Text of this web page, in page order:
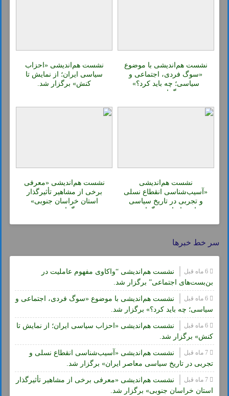
نشست هم‌اندیشی با موضوع
«سوگ فردی، اجتماعی و
سیاسی؛ چه باید کرد؟»
برگزار شد.
نشست هم‌اندیشی «احزاب
سیاسی ایران؛ از نمایش تا
کنش» برگزار شد.
نشست هم‌اندیشی
«آسیب‌شناسی انقطاع نسلی
و تجربی در تاریخ سیاسی
معاصر ایران» برگزار شد.
نشست هم‌اندیشی «معرفی
برخی از مشاهیر تأثیرگذار
استان خراسان جنوبی»
برگزار شد.
سر خط خبرها
نشست هم‌اندیشی “واکاوی مفهوم عاملیت در
بن‌بست‌های اجتماعی” برگزار شد.
نشست هم‌اندیشی با موضوع «سوگ فردی، اجتماعی و
سیاسی؛ چه باید کرد؟» برگزار شد.
نشست هم‌اندیشی «احزاب سیاسی ایران؛ از نمایش تا
کنش» برگزار شد.
نشست هم‌اندیشی «آسیب‌شناسی انقطاع نسلی و
تجربی در تاریخ سیاسی معاصر ایران» برگزار شد.
نشست هم‌اندیشی «معرفی برخی از مشاهیر تأثیرگذار
استان خراسان جنوبی» برگزار شد.